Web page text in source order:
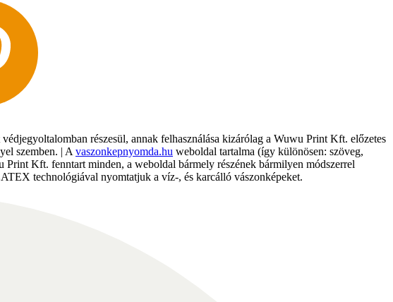
részesül, annak felhasználása kizárólag a Wuwu Print Kft. előzetes
szemben. | A vaszonkepnyomda.hu weboldal tartalma (így különösen: szöveg,
Kft. fenntart minden, a weboldal bármely részének bármilyen módszerrel
technológiával nyomtatjuk a víz-, és karcálló vászonképeket.